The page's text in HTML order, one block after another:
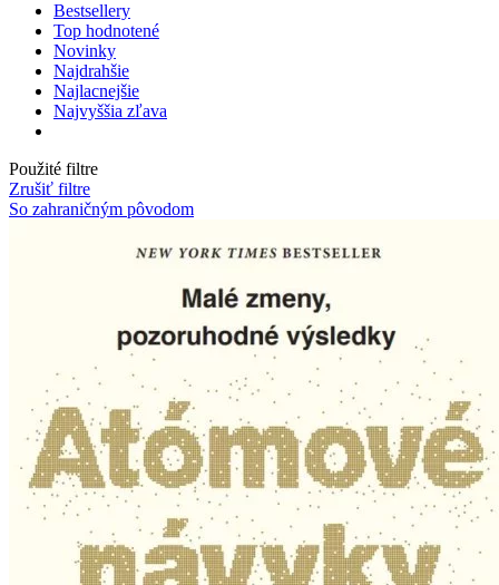
Bestsellery
Top hodnotené
Novinky
Najdrahšie
Najlacnejšie
Najvyššia zľava
Použité filtre
Zrušiť filtre
So zahraničným pôvodom